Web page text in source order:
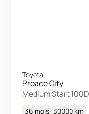
Toyota
Proace City
Medium Start 100D
36 mois 30000 km